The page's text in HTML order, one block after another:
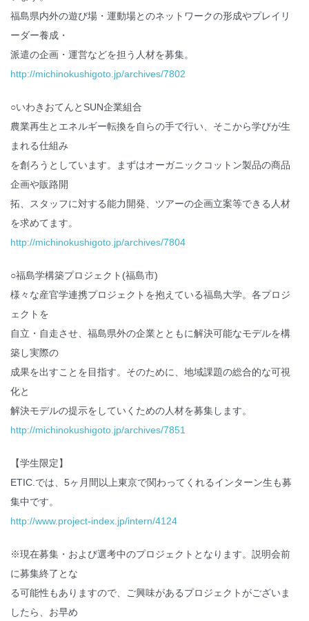
福島県内外の遊び場・運動場とのネットワークの形成やプレイリ
ーダー養成・
派遣の企画・運営などを担う人材を募集。
http://michinokushigoto.jp/archives/7802
○いわきおてんとSUN企業組合
農業再生とエネルギー転換を自らの手で行い、そこから学びが生
まれる仕組み
を創ろうとしています。まずはオーガニックコットン製品の商品
企画や販路開
拓、スタッフに対する能力開発、ツアーの企画立案等できる人材
を求めてます。
http://michinokushigoto.jp/archives/7804
○福島学構築プロジェクト(福島市)
様々な産官学連携プロジェクトを抱えている福島大学。各プロジ
ェクトを
自立・自走させ、福島県外の企業とともに解決可能なモデルを構
築し実際の
成果を出すことを目指す。そのために、地域課題の総合的な可視
化と
解決モデルの提示をしていくための人材を募集します。
http://michinokushigoto.jp/archives/7851
【学生限定】
ETIC.では、5ヶ月間以上東京で関わってくれるインターン生も募
集中です。
http://www.project-index.jp/intern/4124
※現在募集・および選考中のプロジェクトとなります。説明会前
に募集終了とな
る可能性もありますので、ご興味があるプロジェクトがございま
したら、お早め